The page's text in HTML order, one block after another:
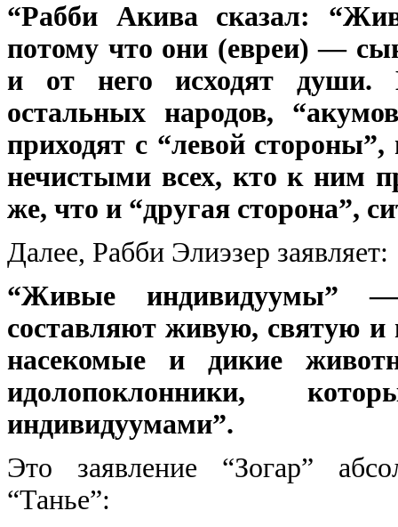
“Рабби Акива сказал:
потому что они (евреи) —
и от него исходят души.
остальных народов,
приходят с “левой
нечистыми всех, кто к ним
же, что и “другая сторона”,
Далее, Рабби Элиэзер заявляет:
“Живые индивидуумы”
составляют живую, святую
насекомые и дикие
идолопоклонники,
индивидуумами”.
Это заявление “Зогар”
“Танье”: